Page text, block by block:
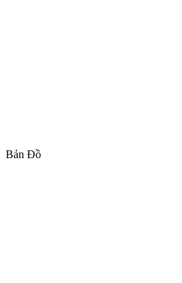
Bản Đồ